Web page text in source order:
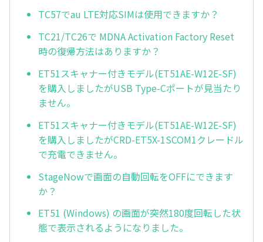
TC57でau LTE対応SIMは使用できますか？
TC21/TC26で MDNA Activation Factory Reset
時の復帰方法はありますか？
ET51スキャナー付きモデル(ET51AE-W12E-SF)
を購入しましたがUSB Type-Cポートが見当たり
ません。
ET51スキャナー付きモデル(ET51AE-W12E-SF)
を購入しましたがCRD-ET5X-1SCOM1クレードル
で充電できません。
StageNowで画面の自動回転をOFFにできます
か？
ET51 (Windows) の画面が突然180度回転した状
態で表示されるようになりました。